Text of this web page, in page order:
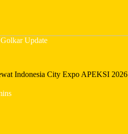
Golkar Update
Indonesia City Expo APEKSI 2026